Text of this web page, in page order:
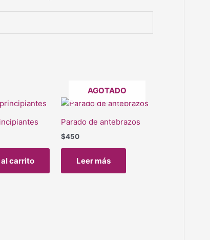
carrito
AGOTADO
Parado de antebrazos
$450
Leer más